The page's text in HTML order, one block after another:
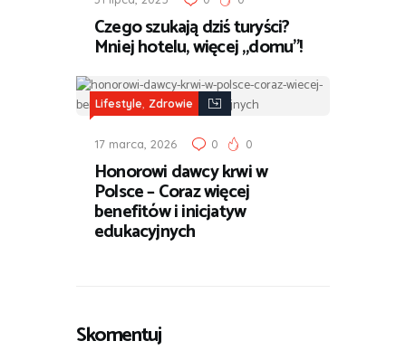
Czego szukają dziś turyści?
Mniej hotelu, więcej „domu”!
Lifestyle Zdrowie
17 marca, 2026 0 0
Honorowi dawcy krwi w
Polsce – Coraz więcej
benefitów i inicjatyw
edukacyjnych
Skomentuj